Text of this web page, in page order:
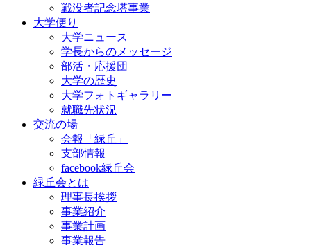
戦没者記念塔事業
大学便り
大学ニュース
学長からのメッセージ
部活・応援団
大学の歴史
大学フォトギャラリー
就職先状況
交流の場
会報「緑丘」
支部情報
facebook緑丘会
緑丘会とは
理事長挨拶
事業紹介
事業計画
事業報告